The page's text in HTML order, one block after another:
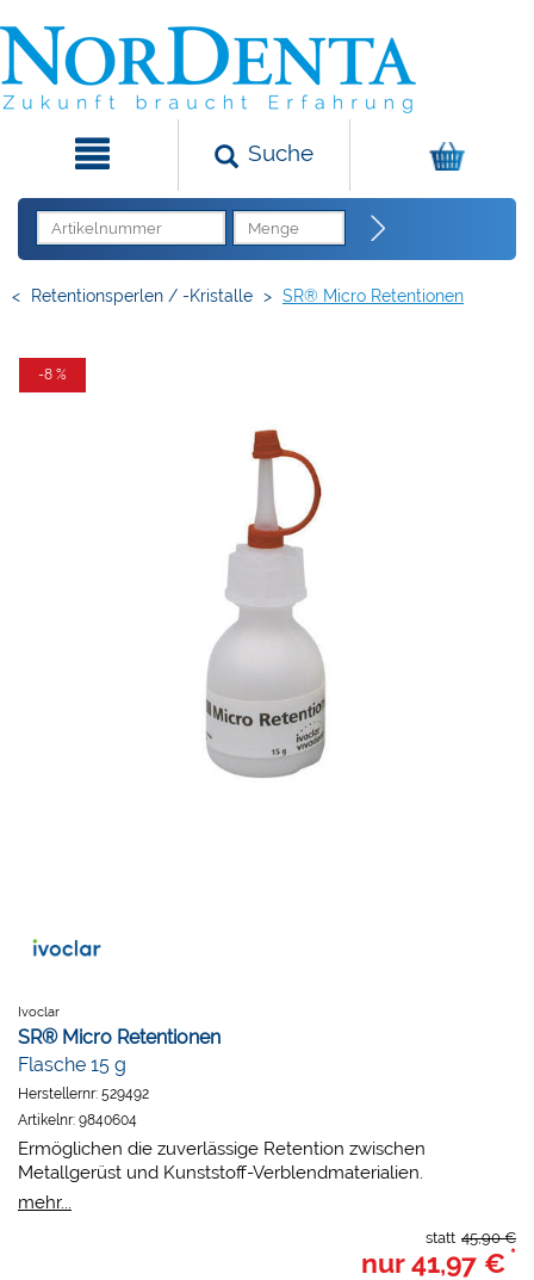
Suche
< Retentionsperlen / -Kristalle > SR® Micro Retentionen
-8 %
Ivoclar
SR® Micro Retentionen
Flasche 15 g
Herstellernr: 529492
Artikelnr: 9840604
Ermöglichen die zuverlässige Retention zwischen
Metallgerüst und Kunststoff-Verblendmaterialien.
Größe 200 - 300 µm.
mehr...
45,90 €
statt
nur41,97 € *